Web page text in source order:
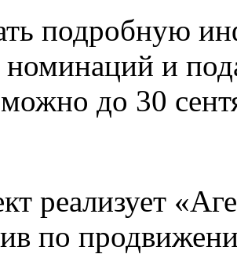
подробную
и
до 30
реализует
по